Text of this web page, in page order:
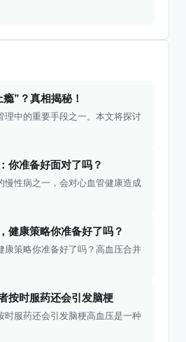
”？真相揭秘！
理中的重要手段之一。本文将探讨
你准备好面对了吗？
慢性病之一，会对心血管健康造成
健康策略你准备好了吗？
康策略你准备好了吗？高血压合并
按时服药还会引发脑梗
时服药还会引发脑梗高血压是一种